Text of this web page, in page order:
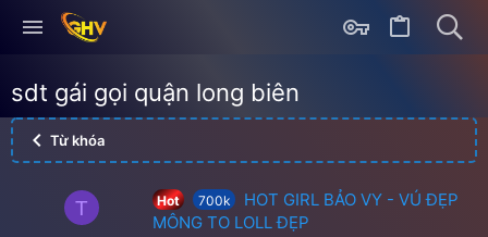
sdt gái gọi quận long biên
Từ khóa
T Hot 700k
HOT GIRL BẢO VY - VÚ ĐẸP
MÔNG TO LOLL ĐẸP